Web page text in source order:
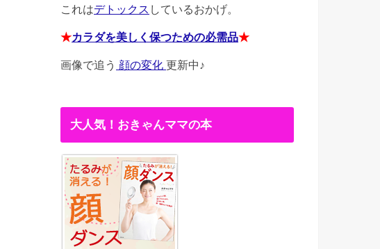
これはデトックス しているおかげ。
★カラダを美しく保つための必需品★
画像で追う 顔の変化 更新中♪
大人気！おきゃんママの本